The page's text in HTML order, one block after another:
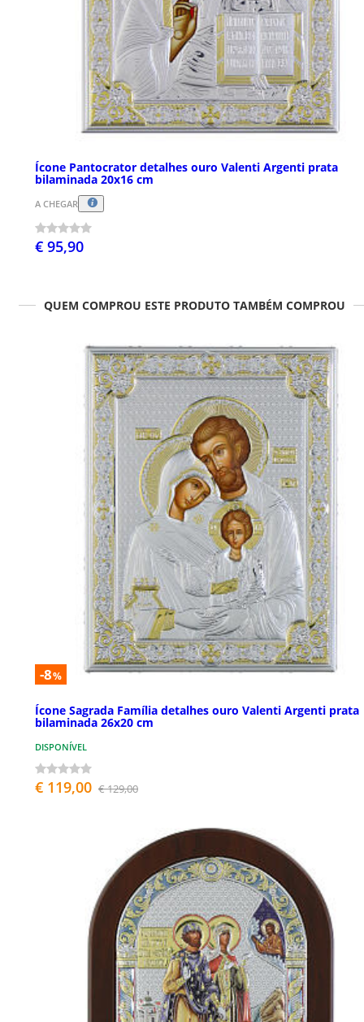
Ícone Pantocrator detalhes ouro Valenti Argenti prata
bilaminada 20x16 cm
A CHEGAR
€ 95,90
QUEM COMPROU ESTE PRODUTO TAMBÉM COMPROU
-8%
Ícone Sagrada Família detalhes ouro Valenti Argenti prata
bilaminada 26x20 cm
DISPONÍVEL
€ 119,00 € 129,00